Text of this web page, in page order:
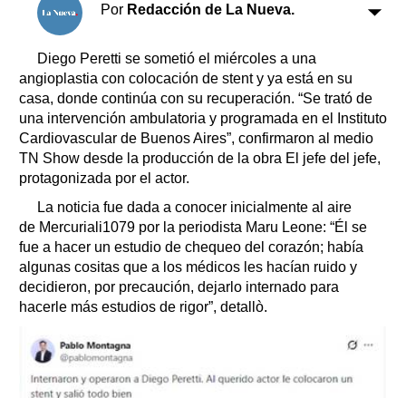
Por Redacción de La Nueva.
Diego Peretti se sometió el miércoles a una
angioplastia con colocación de stent y ya está en su
casa, donde continúa con su recuperación. “Se trató de
una intervención ambulatoria y programada en el Instituto
Cardiovascular de Buenos Aires”, confirmaron al medio
TN Show desde la producción de la obra El jefe del jefe,
protagonizada por el actor.
La noticia fue dada a conocer inicialmente al aire
de Mercuriali1079 por la periodista Maru Leone: “Él se
fue a hacer un estudio de chequeo del corazón; había
algunas cositas que a los médicos les hacían ruido y
decidieron, por precaución, dejarlo internado para
hacerle más estudios de rigor”, detallò.